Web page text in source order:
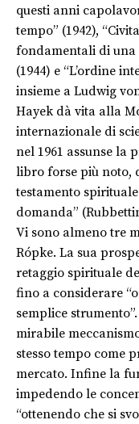
questi anni
tempo” (1942),
fondamentali di una
(1944) e “L’ordine
insieme a Ludwig
Hayek dà vita alla
internazionale di
nel 1961 assunse la
libro forse più noto,
testamento
domanda”
Vi sono almeno tre
Rópke. La sua
retaggio spirituale
fino a considerare
semplice
mirabile
stesso tempo come
mercato. Infine la
impedendo le
“ottenendo che si